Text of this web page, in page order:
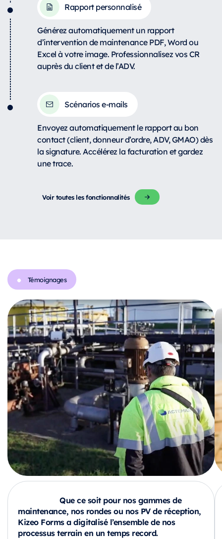
Rapport personnalisé
Générez automatiquement un rapport
d’intervention de maintenance PDF, Word ou
Excel à votre image. Professionnalisez vos CR
auprès du client et de l’ADV.
Scénarios e-mails
Envoyez automatiquement le rapport au bon
contact (client, donneur d’ordre, ADV, GMAO) dès
la signature. Accélérez la facturation et gardez
une trace.
Voir toutes les fonctionnalités
Témoignages
Que ce soit pour nos gammes de
maintenance, nos rondes ou nos PV de réception,
Kizeo Forms a digitalisé l’ensemble de nos
processus terrain en un temps record.